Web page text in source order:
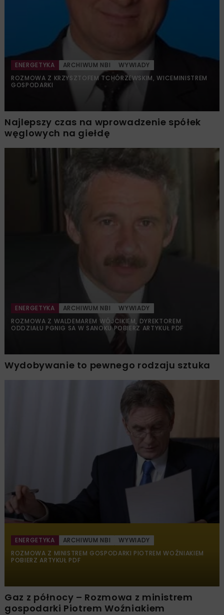
ENERGETYKA ARCHIWUM NBI
WYWIADY
ROZMOWA Z KRZYSZTOFEM TCHÓRZEWSKIM, WICEMINISTREM
GOSPODARKI
Najlepszy czas na wprowadzenie spółek
węglowych na giełdę
ENERGETYKA ARCHIWUM NBI
WYWIADY
ROZMOWA Z WALDEMAREM WÓJCIKIEM, DYREKTOREM
ODDZIAŁU PGNIG SA W SANOKU POBIERZ ARTYKUŁ PDF
Wydobywanie to pewnego rodzaju sztuka
ENERGETYKA ARCHIWUM NBI
WYWIADY
ROZMOWA Z MINISTREM GOSPODARKI PIOTREM WOŹNIAKIEM
POBIERZ ARTYKUŁ PDF
Gaz z północy – Rozmowa z ministrem
gospodarki Piotrem Woźniakiem